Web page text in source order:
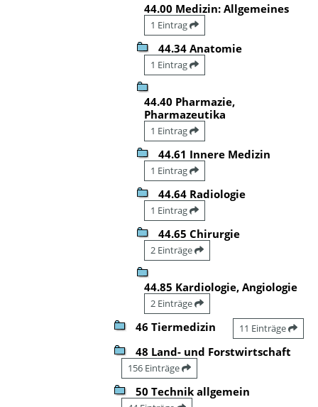
44.00 Medizin: Allgemeines
1 Eintrag
44.34 Anatomie
1 Eintrag
44.40 Pharmazie,
Pharmazeutika
1 Eintrag
44.61 Innere Medizin
1 Eintrag
44.64 Radiologie
1 Eintrag
44.65 Chirurgie
2 Einträge
44.85 Kardiologie, Angiologie
2 Einträge
46 Tiermedizin 11 Einträge
48 Land- und Forstwirtschaft
156 Einträge
50 Technik allgemein